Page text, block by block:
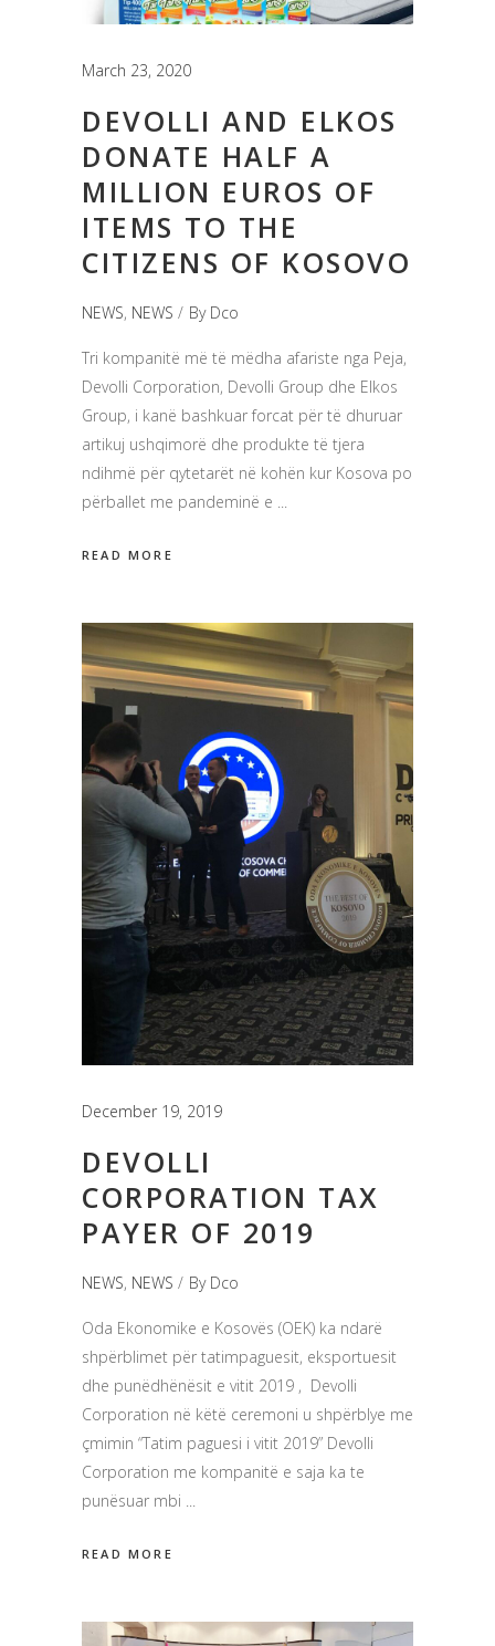
March 23, 2020
DEVOLLI AND ELKOS
DONATE HALF A
MILLION EUROS OF
ITEMS TO THE
CITIZENS OF KOSOVO
NEWS, NEWS By Dco
Tri kompanitë më të mëdha afariste nga Peja,
Devolli Corporation, Devolli Group dhe Elkos
Group, i kanë bashkuar forcat për të dhuruar
artikuj ushqimorë dhe produkte të tjera
ndihmë për qytetarët në kohën kur Kosova po
përballet me pandeminë e
READ MORE
December 19, 2019
DEVOLLI
CORPORATION TAX
PAYER OF 2019
NEWS, NEWS By Dco
Oda Ekonomike e Kosovës (OEK) ka ndarë
shpërblimet për tatimpaguesit, eksportuesit
dhe punëdhënësit e vitit 2019 , Devolli
Corporation në këtë ceremoni u shpërblye me
çmimin “Tatim paguesi i vitit 2019” Devolli
Corporation me kompanitë e saja ka te
punësuar mbi
READ MORE